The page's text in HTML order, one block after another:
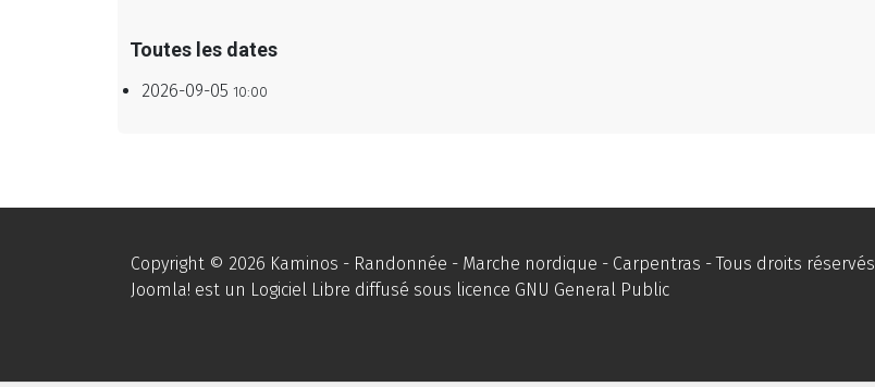
Toutes les dates
2026-09-0510:00
Copyright © 2026 Kaminos - Randonnée - Marche nordique - Carpentras - Tous droits réservés
Joomla! est un Logiciel Libre diffusé sous licence GNU General Public